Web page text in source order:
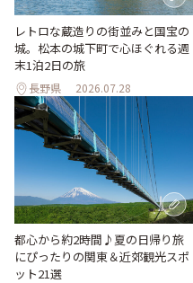
レトロな蔵造りの街並みと国宝の
城。松本の城下町で心ほぐれる週
末1泊2日の旅
長野県 2026.07.28
都心から約2時間♪夏の日帰り旅
にぴったりの関東＆近郊観光スポ
ット21選